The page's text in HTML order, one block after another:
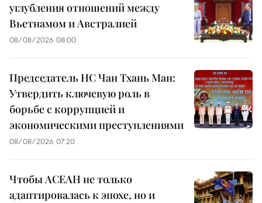
углубления отношений между
Вьетнамом и Австралией
08/08/2026 08:00
Председатель НС Чан Тхань Ман:
Утвердить ключевую роль в
борьбе с коррупцией и
экономическими преступлениями
08/08/2026 07:20
Чтобы АСЕАН не только
адаптировалась к эпохе, но и